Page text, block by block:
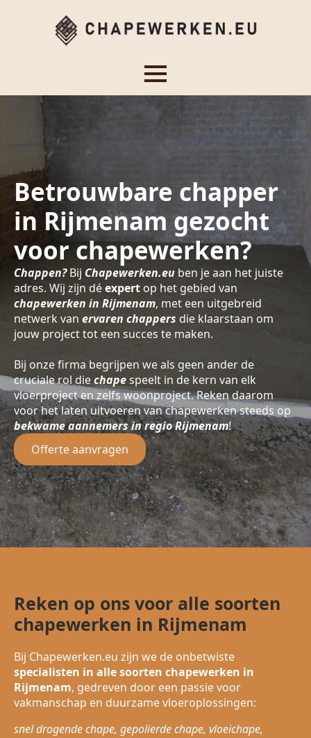
Betrouwbare chapper
in Rijmenam gezocht
voor chapewerken?
Chappen?Bij Chapewerken.eu ben je aan het juiste
adres. Wij zijn déexpertop het gebied van
chapewerken in Rijmenam, met een uitgebreid
netwerk van ervaren chappers die klaarstaan om
jouw project tot een succes te maken.
Bij onze firma begrijpen we als geen ander de
cruciale rol diechapespeelt in de kern van elk
vloerproject en zelfs woonproject. Reken daarom
voor het laten uitvoeren van chapewerken steeds op
bekwame aannemers in regio Rijmenam!
Offerte aanvragen
Reken op ons voor alle soorten
chapewerken in Rijmenam
Bij Chapewerken.eu zijn we de onbetwiste
specialisten in alle soorten chapewerken in
Rijmenam, gedreven door een passie voor
vakmanschap en duurzame vloeroplossingen:
snel drogende chape, gepolierde chape, vloeichape,